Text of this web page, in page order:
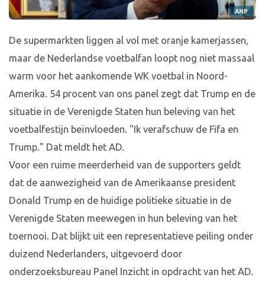
ANP
De supermarkten liggen al vol met oranje kamerjassen,
maar de Nederlandse voetbalfan loopt nog niet massaal
warm voor het aankomende WK voetbal in Noord-
Amerika. 54 procent van ons panel zegt dat Trump en de
situatie in de Verenigde Staten hun beleving van het
voetbalfestijn beïnvloeden. "Ik verafschuw de Fifa en
Trump." Dat meldt het AD.
Voor een ruime meerderheid van de supporters geldt
dat de aanwezigheid van de Amerikaanse president
Donald Trump en de huidige politieke situatie in de
Verenigde Staten meewegen in hun beleving van het
toernooi. Dat blijkt uit een representatieve peiling onder
duizend Nederlanders, uitgevoerd door
onderzoeksbureau Panel Inzicht in opdracht van het AD.